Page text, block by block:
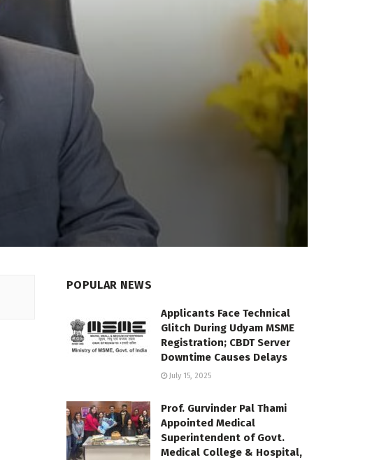
POPULAR NEWS
Applicants Face Technical
Glitch During Udyam MSME
Registration; CBDT Server
Downtime Causes Delays
July 15, 2025
Prof. Gurvinder Pal Thami
Appointed Medical
Superintendent of Govt.
Medical College & Hospital,